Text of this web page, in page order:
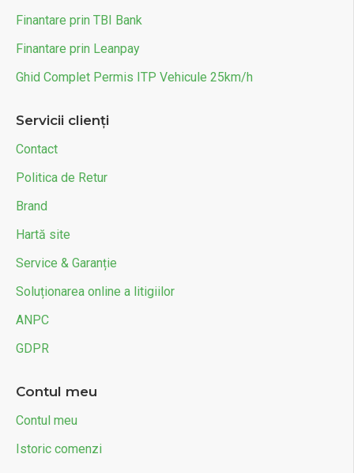
Finantare prin TBI Bank
Finantare prin Leanpay
Ghid Complet Permis ITP Vehicule 25km/h
Servicii clienți
Contact
Politica de Retur
Brand
Hartă site
Service & Garanție
Soluționarea online a litigiilor
ANPC
GDPR
Contul meu
Contul meu
Istoric comenzi